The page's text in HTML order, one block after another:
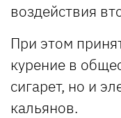
воздействия
При этом
курение в
сигарет, но и
кальянов.